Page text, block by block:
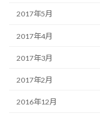
2017年5月
2017年4月
2017年3月
2017年2月
2016年12月